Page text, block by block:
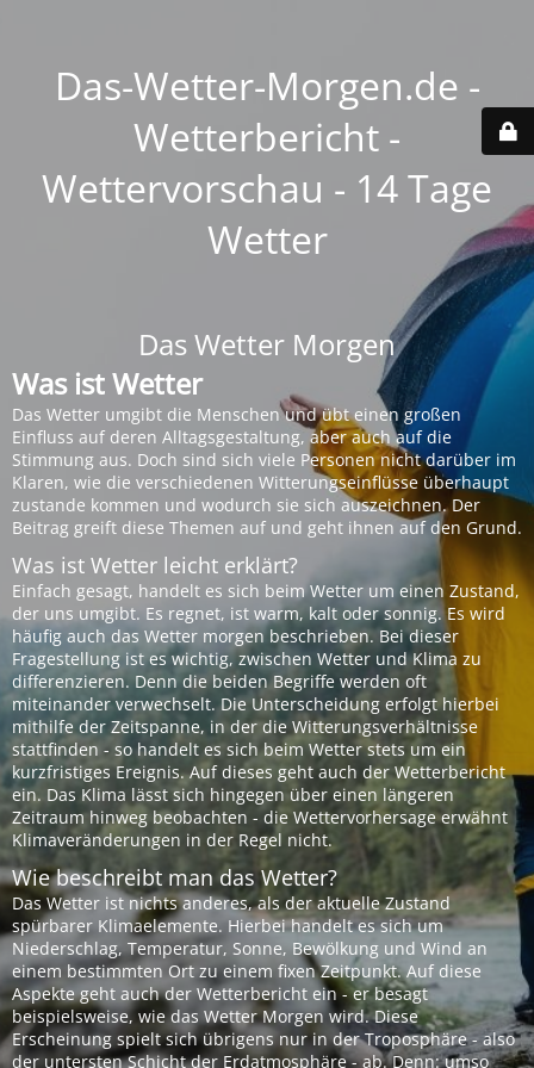
Das-Wetter-Morgen.de -
Wetterbericht -
Wettervorschau - 14 Tage
Wetter
Das Wetter Morgen
Was ist Wetter
Das Wetter umgibt die Menschen und übt einen großen
Einfluss auf deren Alltagsgestaltung, aber auch auf die
Stimmung aus. Doch sind sich viele Personen nicht darüber im
Klaren, wie die verschiedenen Witterungseinflüsse überhaupt
zustande kommen und wodurch sie sich auszeichnen. Der
Beitrag greift diese Themen auf und geht ihnen auf den Grund.
Was ist Wetter leicht erklärt?
Einfach gesagt, handelt es sich beim Wetter um einen Zustand,
der uns umgibt. Es regnet, ist warm, kalt oder sonnig. Es wird
häufig auch das Wetter morgen beschrieben. Bei dieser
Fragestellung ist es wichtig, zwischen Wetter und Klima zu
differenzieren. Denn die beiden Begriffe werden oft
miteinander verwechselt. Die Unterscheidung erfolgt hierbei
mithilfe der Zeitspanne, in der die Witterungsverhältnisse
stattfinden - so handelt es sich beim Wetter stets um ein
kurzfristiges Ereignis. Auf dieses geht auch der Wetterbericht
ein. Das Klima lässt sich hingegen über einen längeren
Zeitraum hinweg beobachten - die Wettervorhersage erwähnt
Klimaveränderungen in der Regel nicht.
Wie beschreibt man das Wetter?
Das Wetter ist nichts anderes, als der aktuelle Zustand
spürbarer Klimaelemente. Hierbei handelt es sich um
Niederschlag, Temperatur, Sonne, Bewölkung und Wind an
einem bestimmten Ort zu einem fixen Zeitpunkt. Auf diese
Aspekte geht auch der Wetterbericht ein - er besagt
beispielsweise, wie das Wetter Morgen wird. Diese
Erscheinung spielt sich übrigens nur in der Troposphäre - also
der untersten Schicht der Erdatmosphäre - ab. Denn: umso